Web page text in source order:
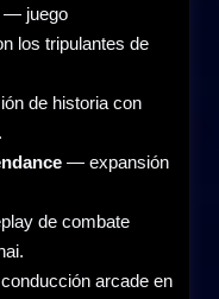
— juego
los tripulantes de
de historia con
— expansión
de combate
arcade en